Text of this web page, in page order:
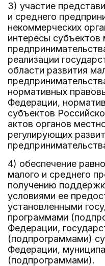
3) участие
и среднего
некоммерческих
интересы субъектов
реализации
области развития
нормативных
Федерации,
субъектов
актов органов
регулирующих
4) обеспечение
малого и среднего
получению
условиями ее
установленными
программами
Федерации,
(подпрограммами)
Федерации,
(подпрограммами).